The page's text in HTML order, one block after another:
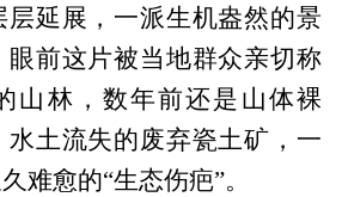
层延展，一派生机盎然的景
眼前这片被当地群众亲切称
山林，数年前还是山体裸
水土流失的废弃瓷土矿，一
难愈的“生态伤疤”。